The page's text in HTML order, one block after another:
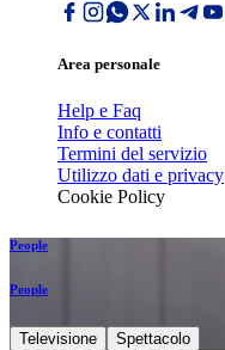
Area personale
Help e Faq
Info e contatti
Termini del servizio
Utilizzo dati e privacy
Cookie Policy
People
People
Televisione Spettacolo